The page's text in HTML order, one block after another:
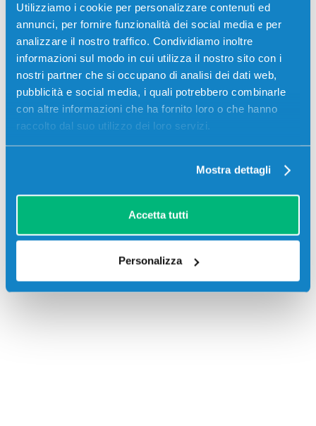
Utilizziamo i cookie per personalizzare contenuti ed
annunci, per fornire funzionalità dei social media e per
analizzare il nostro traffico. Condividiamo inoltre
informazioni sul modo in cui utilizza il nostro sito con i
nostri partner che si occupano di analisi dei dati web,
pubblicità e social media, i quali potrebbero combinarle
con altre informazioni che ha fornito loro o che hanno
raccolto dal suo utilizzo dei loro servizi.
Mostra dettagli
Accetta tutti
Personalizza
Descrizione
Toner Lexmark 24B6889 originale NERO 21000
pagine per Stampanti: Lexmark M1246, Lexmark
XM1246
Recensioni